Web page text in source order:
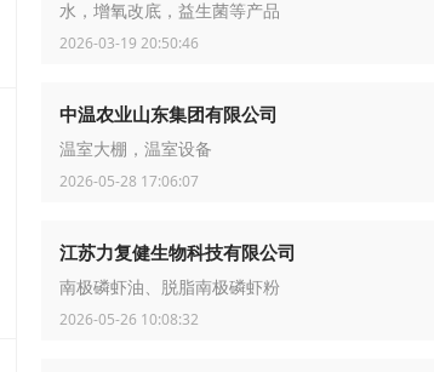
水，增氧改底，益生菌等产品
2026-03-19 20:50:46
中温农业山东集团有限公司
温室大棚，温室设备
2026-05-28 17:06:07
江苏力复健生物科技有限公司
南极磷虾油、脱脂南极磷虾粉
2026-05-26 10:08:32